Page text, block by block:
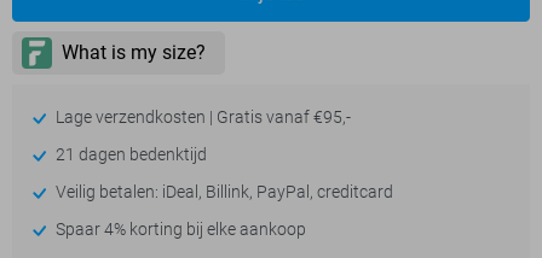
Lage verzendkosten | Gratis vanaf €95,-
21 dagen bedenktijd
Veilig betalen: iDeal, Billink, PayPal, creditcard
Spaar 4% korting bij elke aankoop